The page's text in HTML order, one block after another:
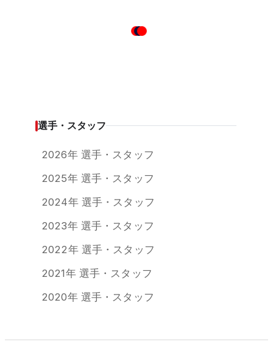
選手・スタッフ
2026年 選手・スタッフ
2025年 選手・スタッフ
2024年 選手・スタッフ
2023年 選手・スタッフ
2022年 選手・スタッフ
2021年 選手・スタッフ
2020年 選手・スタッフ